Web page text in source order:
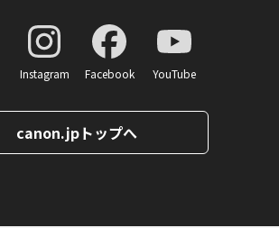
Instagram Facebook YouTube
canon.jpトップへ